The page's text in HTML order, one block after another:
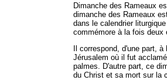
Dimanche des Rameaux
dimanche des Rameaux
dans le calendrier
commémore à la fois deux
Il correspond, d'une part,
Jérusalem où il fut
palmes. D'autre part, ce
du Christ et sa mort sur la